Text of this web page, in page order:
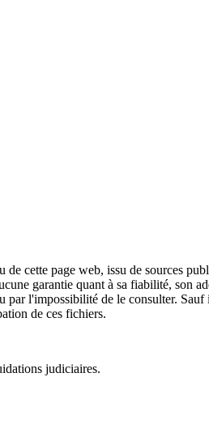
cette page web, issu de sources
garantie quant à sa fiabilité, son
l'impossibilité de le consulter.
de ces fichiers.
judiciaires.